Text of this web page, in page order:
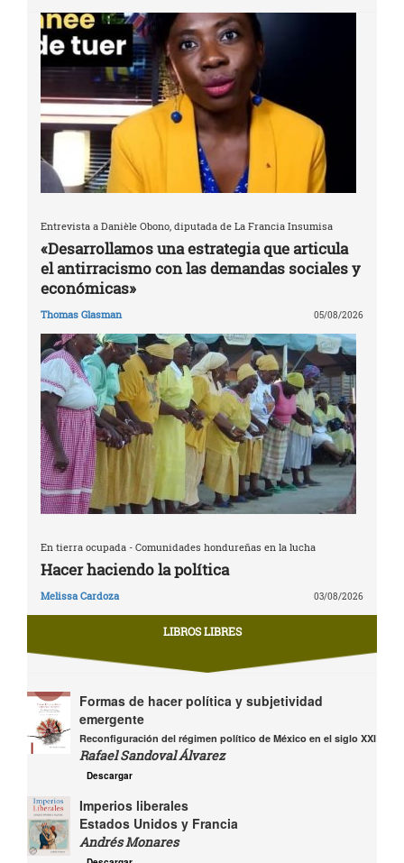
Entrevista a Danièle Obono, diputada de La Francia Insumisa
«Desarrollamos una estrategia que articula
el antirracismo con las demandas sociales y
económicas»
Thomas Glasman 05/08/2026
En tierra ocupada - Comunidades hondureñas en la lucha
Hacer haciendo la política
Melissa Cardoza 03/08/2026
LIBROS LIBRES
Formas de hacer política y subjetividad
emergente
Reconfiguración del régimen político de México en el siglo XXI
Rafael Sandoval Álvarez
Descargar
Imperios liberales
Estados Unidos y Francia
Andrés Monares